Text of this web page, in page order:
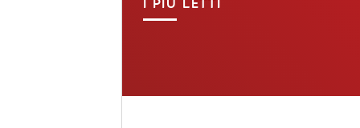
I PIÙ LETTI